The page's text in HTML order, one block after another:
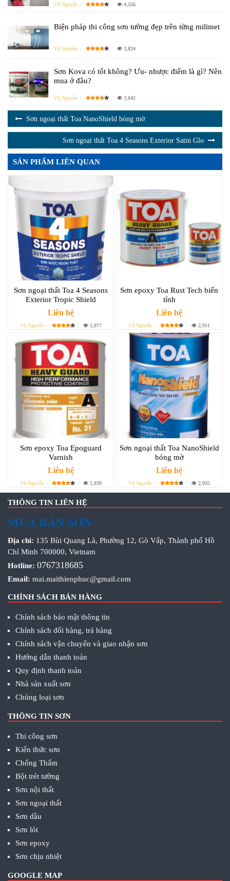
Vũ Nguyễn 4,556
Biện pháp thi công sơn tường đẹp trên từng milimet
Vũ Nguyễn 3,824
Sơn Kova có tốt không? Ưu- nhược điểm là gì? Nên
mua ở đâu?
Vũ Nguyễn 3,642
Sơn ngoại thất Toa NanoShield bóng mờ
Sơn ngoại thất Toa 4 Seasons Exterior Satin Glo
SẢN PHẨM LIÊN QUAN
Sơn ngoại thất Toa 4 Seasons
Exterior Tropic Shield
Liên hệ
Vũ Nguyễn 2,877
Sơn epoxy Toa Rust Tech biến
tính
Liên hệ
Vũ Nguyễn 2,911
Sơn epoxy Toa Epoguard
Varnish
Liên hệ
Vũ Nguyễn 2,839
Sơn ngoại thất Toa NanoShield
bóng mờ
Liên hệ
Vũ Nguyễn 2,935
THÔNG TIN LIÊN HỆ
MUA BÁN SƠN
Địa chỉ: 135 Bùi Quang Là, Phường 12, Gò Vấp, Thành phố Hồ
Chí Minh 700000, Vietnam
Hotline: 0767318685
Email: mai.maithienphuc@gmail.com
CHÍNH SÁCH BÁN HÀNG
Chính sách bảo mật thông tin
Chính sách đổi hàng, trả hàng
Chính sách vận chuyển và giao nhận sơn
Hướng dẫn thanh toán
Quy định thanh toán
Nhà sản xuất sơn
Chủng loại sơn
THÔNG TIN SƠN
Thi công sơn
Kiến thức sơn
Chống Thấm
Bột trét tường
Sơn nội thất
Sơn ngoại thất
Sơn dầu
Sơn lót
Sơn epoxy
Sơn chịu nhiệt
GOOGLE MAP